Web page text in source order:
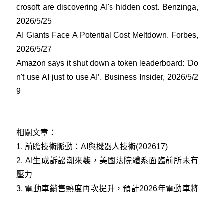
crosoft are discovering AI's hidden cost. Benzinga,
2026/5/25
AI Giants Face A Potential Cost Meltdown. Forbes,
2026/5/27
Amazon says it shut down a token leaderboard: 'Do
n't use AI just to use AI’. Business Insider, 2026/5/2
9
相關文章：
1. 前瞻技術脈動：AI與機器人技術(202617)
2. AI生成訴訟潮來襲，美國法院體系面臨前所未有
壓力
3. 電動車銷售熱度再次提升，預計2026年電動車將